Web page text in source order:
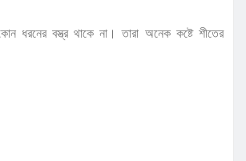
ধরনের বস্ত্র থাকে না। তারা অনেক কষ্টে শীতের